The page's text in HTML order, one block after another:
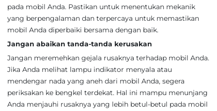
pada mobil Anda. Pastikan untuk menentukan mekanik
yang berpengalaman dan terpercaya untuk memastikan
mobil Anda diperbaiki bersama dengan baik.
Jangan abaikan tanda-tanda kerusakan
Jangan meremehkan gejala rusaknya terhadap mobil Anda.
Jika Anda melihat lampu indikator menyala atau
mendengar nada yang aneh dari mobil Anda, segera
periksakan ke bengkel terdekat. Hal ini mampu menunjang
Anda menjauhi rusaknya yang lebih betul-betul pada mobil